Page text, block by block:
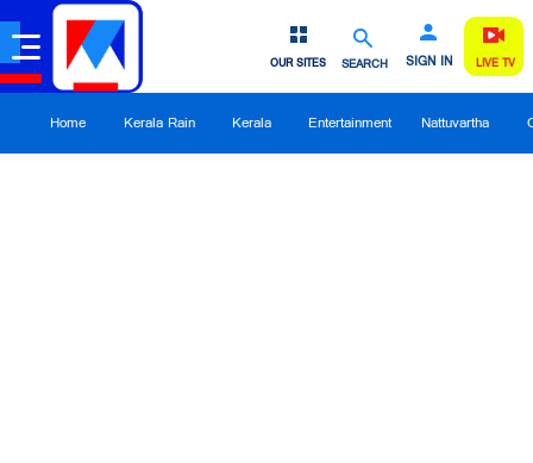
SEARCH SIGN IN
OUR SITES LIVE TV
Home Kerala Rain Kerala Entertainment Nattuvartha